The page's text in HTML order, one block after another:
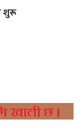
शुरू